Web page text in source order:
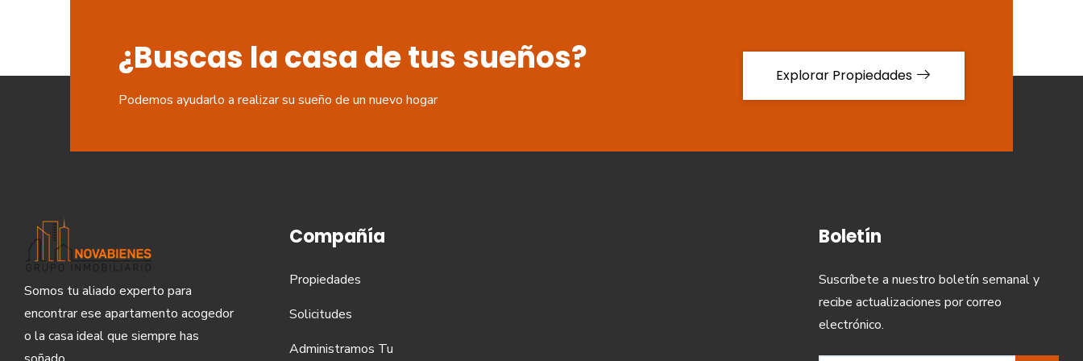
¿Buscas la casa de tus sueños?
Podemos ayudarlo a realizar su sueño de un nuevo hogar
Explorar Propiedades
Somos tu aliado experto para
encontrar ese apartamento acogedor
o la casa ideal que siempre has
Compañía
Propiedades
Solicitudes
Administramos Tu
Boletín
Suscríbete a nuestro boletín semanal y
recibe actualizaciones por correo
electrónico.